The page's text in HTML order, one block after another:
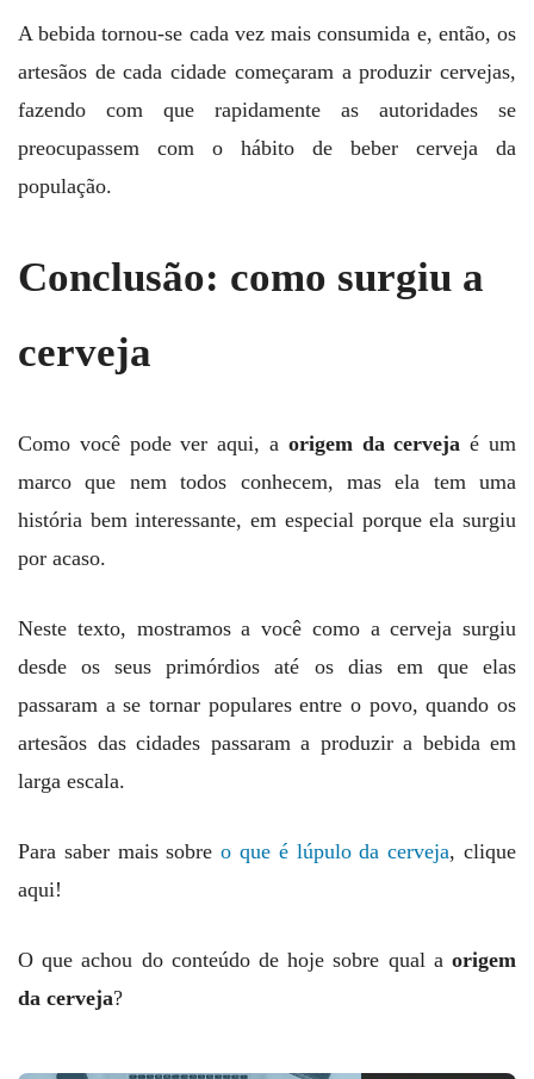
A bebida tornou-se cada vez mais consumida e, então, os
artesãos de cada cidade começaram a produzir cervejas,
fazendo com que rapidamente as autoridades se
preocupassem com o hábito de beber cerveja da
população.
Conclusão: como surgiu a
cerveja
Como você pode ver aqui, a origem da cerveja é um
marco que nem todos conhecem, mas ela tem uma
história bem interessante, em especial porque ela surgiu
por acaso.
Neste texto, mostramos a você como a cerveja surgiu
desde os seus primórdios até os dias em que elas
passaram a se tornar populares entre o povo, quando os
artesãos das cidades passaram a produzir a bebida em
larga escala.
Para saber mais sobreo que é lúpulo da cerveja, clique
aqui!
O que achou do conteúdo de hoje sobre qual a origem
da cerveja?